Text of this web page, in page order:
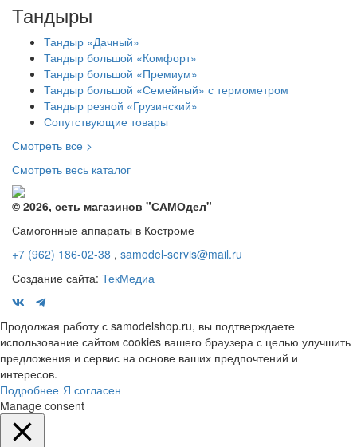
Тандыры
Тандыр «Дачный»
Тандыр большой «Комфорт»
Тандыр большой «Премиум»
Тандыр большой «Семейный» с термометром
Тандыр резной «Грузинский»
Сопутствующие товары
Смотреть все >
Смотреть весь каталог
© 2026, сеть магазинов "САМОдел"
Самогонные аппараты в Костроме
+7 (962) 186-02-38 , samodel-servis@mail.ru
Создание сайта: ТекМедиа
Продолжая работу с samodelshop.ru, вы подтверждаете
использование сайтом cookies вашего браузера с целью улучшить
предложения и сервис на основе ваших предпочтений и
интересов.
Подробнее Я согласен
Manage consent